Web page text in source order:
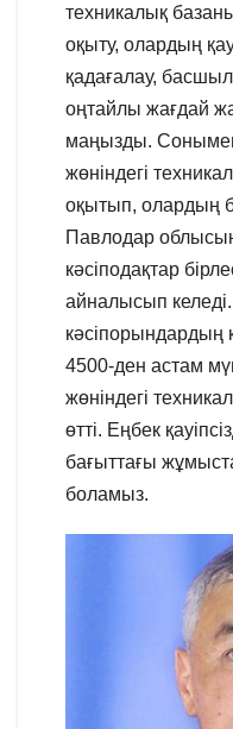
техникалық
оқыту, олардың
қадағалау,
оңтайлы жағдай
маңызды. Сонымен
жөніндегі
оқытып, олардың
Павлодар
кәсіподақтар
айналысып
кәсіпорындардың
4500-ден астам
жөніндегі
өтті. Еңбек
бағыттағы
боламыз.